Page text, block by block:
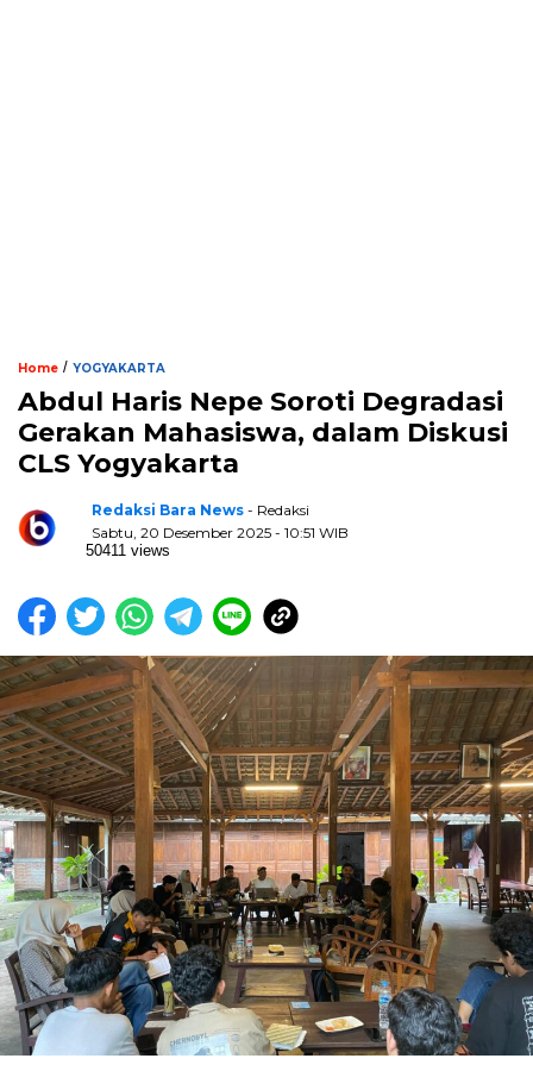
Home / YOGYAKARTA
Abdul Haris Nepe Soroti Degradasi
Gerakan Mahasiswa, dalam Diskusi
CLS Yogyakarta
Redaksi Bara News - Redaksi
Sabtu, 20 Desember 2025 - 10:51 WIB
50411 views